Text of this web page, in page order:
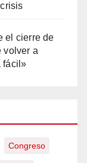
el cierre de
volver a
fácil»
Congreso